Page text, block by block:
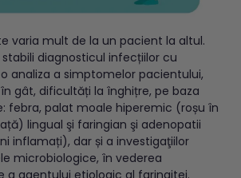
varia mult de la un pacient la altul.
diagnosticul infecțiilor cu
analiza a simptomelor pacientului,
gât, dificultăți la înghițre, pe baza
febra, palat moale hiperemic (roșu în
lingual şi faringian şi adenopatii
inflamați), dar și a investigaţiilor
microbiologice, în vederea
a agentului etiologic al faringitei.